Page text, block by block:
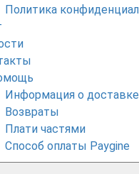
Политика
Информация о доставке
Возвраты
Плати частями
Способ оплаты Paygine